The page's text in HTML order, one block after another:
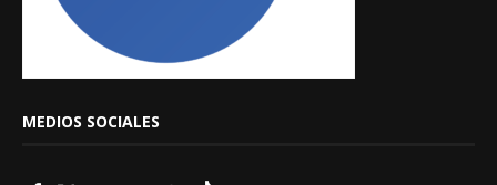
MEDIOS SOCIALES